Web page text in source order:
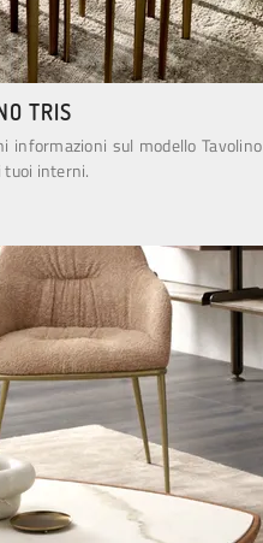
TRIS
sul modello Tavolino
tuoi interni.